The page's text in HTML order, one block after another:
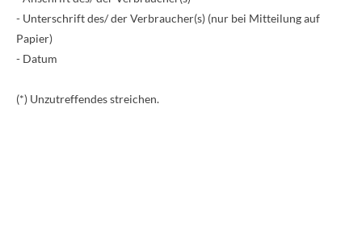
- Unterschrift des/ der Verbraucher(s) (nur bei Mitteilung auf
Papier)
- Datum
(*) Unzutreffendes streichen.